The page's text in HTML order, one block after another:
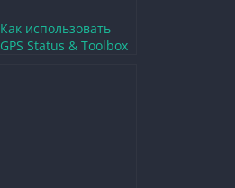
Как использовать
GPS Status & Toolbox